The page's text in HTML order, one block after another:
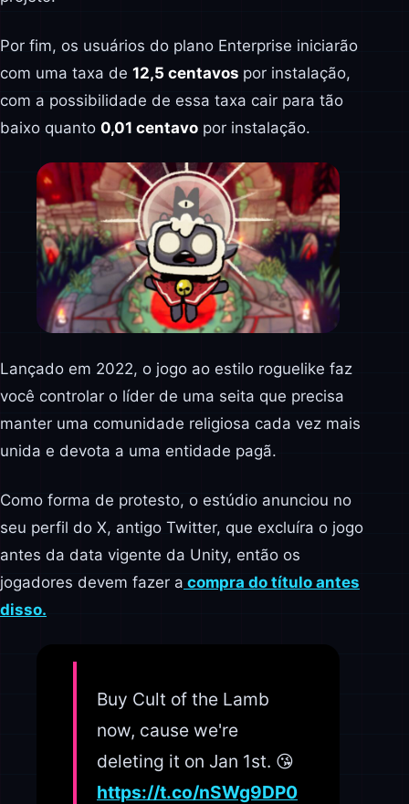
Por fim, os usuários do plano Enterprise iniciarão
com uma taxa de 12,5 centavos por instalação,
com a possibilidade de essa taxa cair para tão
baixo quanto 0,01 centavo por instalação.
Lançado em 2022, o jogo ao estilo roguelike faz
você controlar o líder de uma seita que precisa
manter uma comunidade religiosa cada vez mais
unida e devota a uma entidade pagã.
Como forma de protesto, o estúdio anunciou no
seu perfil do X, antigo Twitter, que excluíra o jogo
antes da data vigente da Unity, então os
jogadores devem fazer a compra do título antes
disso.
Buy Cult of the Lamb
now, cause we're
deleting it on Jan 1st. 😘
https://t.co/nSWg9DP0